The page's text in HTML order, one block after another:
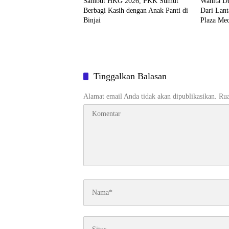
Berbagi Kasih dengan Anak Panti di
Binjai
Dari
Plaza
Tinggalkan Balasan
Alamat email Anda tidak akan dipublikasikan.